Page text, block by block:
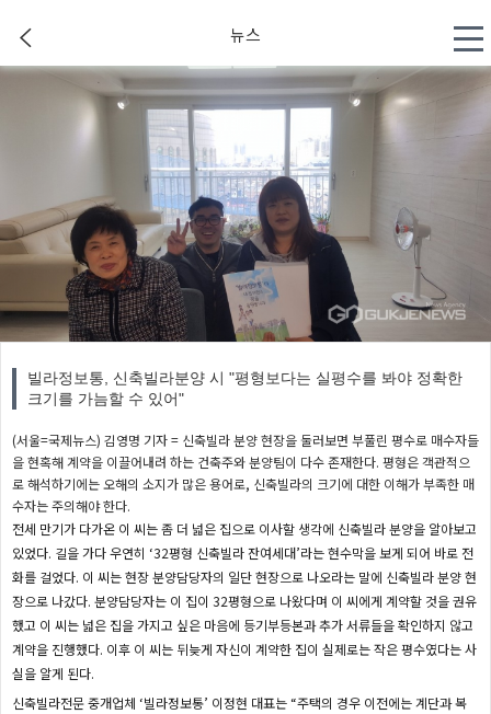
뉴스
빌라정보통, 신축빌라분양 시 "평형보다는 실평수를 봐야 정확한
크기를 가늠할 수 있어"
(서울=국제뉴스) 김영명 기자 = 신축빌라 분양 현장을 둘러보면 부풀린 평수로 매수자들
을 현혹해 계약을 이끌어내려 하는 건축주와 분양팀이 다수 존재한다. 평형은 객관적으
로 해석하기에는 오해의 소지가 많은 용어로, 신축빌라의 크기에 대한 이해가 부족한 매
수자는 주의해야 한다.
전세 만기가 다가온 이 씨는 좀 더 넓은 집으로 이사할 생각에 신축빌라 분양을 알아보고
있었다. 길을 가다 우연히 ‘32평형 신축빌라 잔여세대’라는 현수막을 보게 되어 바로 전
화를 걸었다. 이 씨는 현장 분양담당자의 일단 현장으로 나오라는 말에 신축빌라 분양 현
장으로 나갔다. 분양담당자는 이 집이 32평형으로 나왔다며 이 씨에게 계약할 것을 권유
했고 이 씨는 넓은 집을 가지고 싶은 마음에 등기부등본과 추가 서류들을 확인하지 않고
계약을 진행했다. 이후 이 씨는 뒤늦게 자신이 계약한 집이 실제로는 작은 평수였다는 사
실을 알게 된다.
신축빌라전문 중개업체 ‘빌라정보통’ 이정현 대표는 “주택의 경우 이전에는 계단과 복